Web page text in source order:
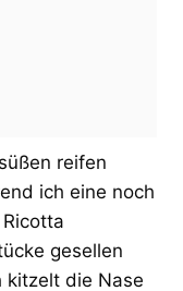
reifen
ich eine noch
gesellen
kitzelt die Nase